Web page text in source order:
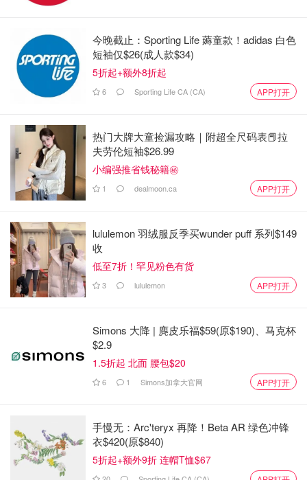
图片来自于@ facebook，版权属于原作者
为主，选择不少，不过每一个款式的进货量不大，卖完就没
了。
今晚截止：Sporting Life 薅童款！adidas 白色
短袖仅$26(成人款$34)
5折起+额外8折起
6 Sporting Life CA (CA) APP打开
热门大牌大童捡漏攻略｜附超全尺码表📕拉
夫劳伦短袖$26.99
小编强推省钱秘籍㊙️
1 dealmoon.ca APP打开
lululemon 羽绒服反季买wunder puff 系列$149
收
低至7折！罕见粉色有货
3 lululemon APP打开
Simons 大降 | 麂皮乐福$59(原$190)、马克杯
$2.9
1.5折起 北面 腰包$20
6 1 Simons加拿大官网 APP打开
手慢无：Arc'teryx 再降！Beta AR 绿色冲锋
衣$420(原$840)
5折起+额外9折 连帽T恤$67